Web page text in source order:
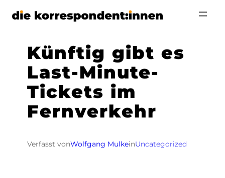
Zum
Künftig gibt es
Last-Minute-
Tickets im
Fernverkehr
Verfasst vonWolfgang MulkeinUncategorized